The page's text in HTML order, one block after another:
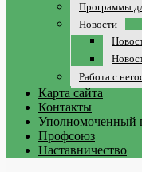
Программы
Новости
Работа с
Карта сайта
Контакты
Уполномоченный
Профсоюз
Наставничество